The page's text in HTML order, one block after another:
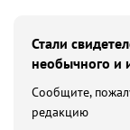
Стали
необычного и
Сообщите,
редакцию